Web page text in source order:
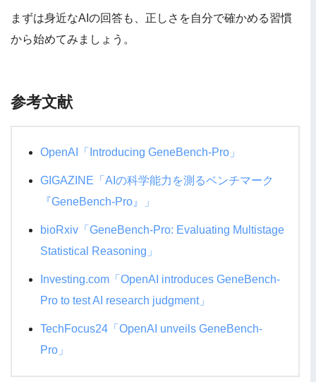
まずは身近なAIの回答も、正しさを自分で確かめる習慣
から始めてみましょう。
参考文献
OpenAI「Introducing GeneBench-Pro」
GIGAZINE「AIの科学能力を測るベンチマーク
『GeneBench-Pro』」
bioRxiv「GeneBench-Pro: Evaluating Multistage
Statistical Reasoning」
Investing.com「OpenAI introduces GeneBench-
Pro to test AI research judgment」
TechFocus24「OpenAI unveils GeneBench-
Pro」